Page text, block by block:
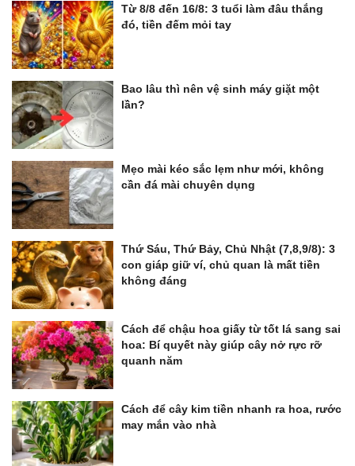
Từ 8/8 đến 16/8: 3 tuổi làm đâu thắng
đó, tiền đếm mỏi tay
Bao lâu thì nên vệ sinh máy giặt một
lần?
Mẹo mài kéo sắc lẹm như mới, không
cần đá mài chuyên dụng
Thứ Sáu, Thứ Bảy, Chủ Nhật (7,8,9/8): 3
con giáp giữ ví, chủ quan là mất tiền
không đáng
Cách để chậu hoa giấy từ tốt lá sang sai
hoa: Bí quyết này giúp cây nở rực rỡ
quanh năm
Cách để cây kim tiền nhanh ra hoa, rước
may mắn vào nhà